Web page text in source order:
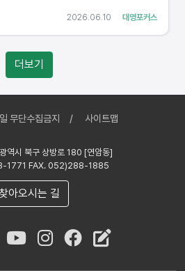
대영포커스
2026.06.10
더보기
무단수집금지 사이트맵
시 북구 상방로 180 [연암동]
1771 FAX. 052)288-1885
아오시는 길